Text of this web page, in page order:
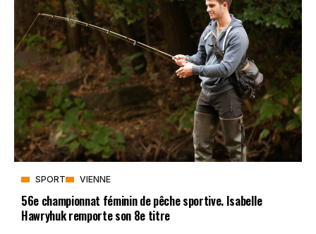
SPORT VIENNE
56e championnat féminin de pêche sportive. Isabelle
Hawryhuk remporte son 8e titre